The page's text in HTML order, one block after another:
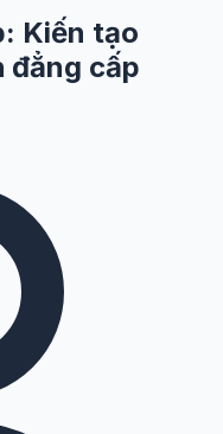
Kiến tạo
đẳng cấp